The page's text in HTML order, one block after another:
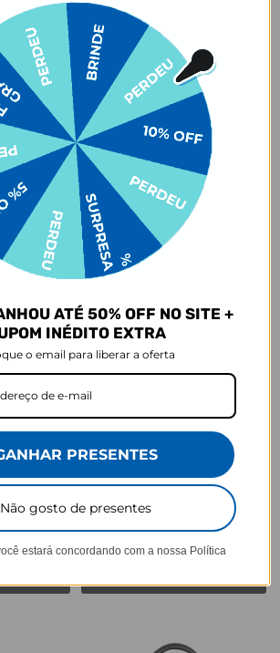
Mundo
juros
Tote Mini - Laço Minimalista
★★ ★ ★12009 avaliações
R$269,90
R$219,90
3x de R$73,30 sem juros
Comprar
Dual Line
Tote Daily - Gabi Brandt - Inicial
★★★★★12009 avaliações
R$369,90
R$249,90 32% OFF
3x de R$83,30 sem juros
ATÉ 50% OFF NO SITE +
INÉDITO EXTRA
o email para liberar a oferta
PRESENTES
Não gosto de presentes
estará concordando com a nossa Política